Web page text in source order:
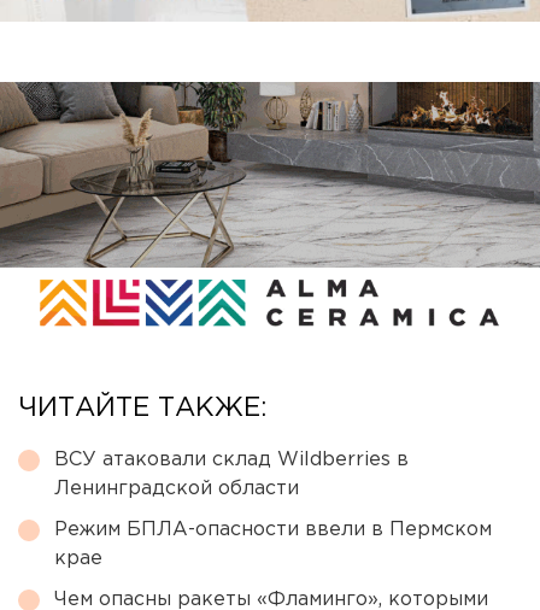
ЧИТАЙТЕ ТАКЖЕ:
ВСУ атаковали склад Wildberries в
Ленинградской области
Режим БПЛА-опасности ввели в Пермском
крае
Чем опасны ракеты «Фламинго», которыми